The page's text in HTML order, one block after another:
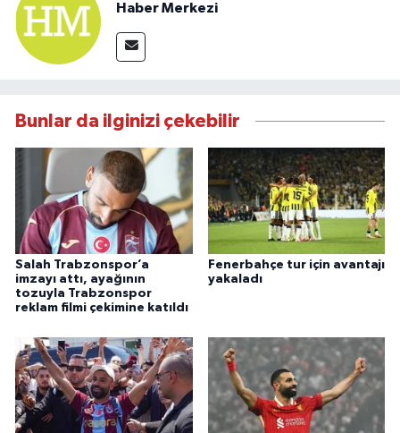
Haber Merkezi
Bunlar da ilginizi çekebilir
Salah Trabzonspor’a
imzayı attı, ayağının
tozuyla Trabzonspor
reklam filmi çekimine katıldı
Fenerbahçe tur için avantajı
yakaladı